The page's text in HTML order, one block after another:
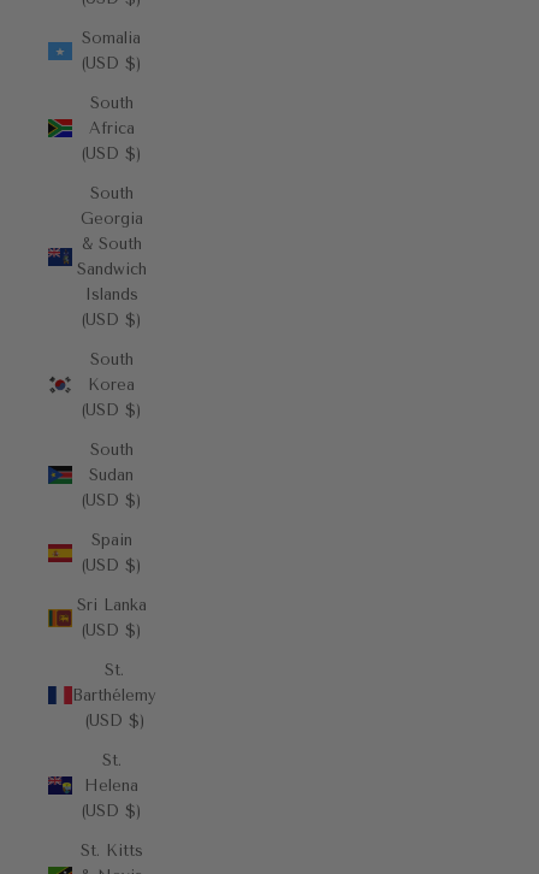
Somalia
(USD $)
South
Africa
(USD $)
South
Georgia
& South
Sandwich
Islands
(USD $)
South
Korea
(USD $)
South
Sudan
(USD $)
Spain
(USD $)
Sri Lanka
(USD $)
St.
Barthélemy
(USD $)
St.
Helena
(USD $)
St. Kitts